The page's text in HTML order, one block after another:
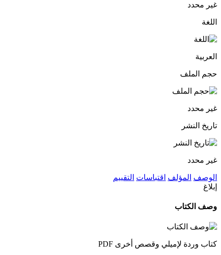
غير محدد
اللغة
العربية
حجم الملف
غير محدد
تاريخ النشر
غير محدد
الوصف المؤلف اقتباسات التقييم
إبلاغ
وصف الكتاب
كتاب وردة لإميلي وقصص أخرى PDF